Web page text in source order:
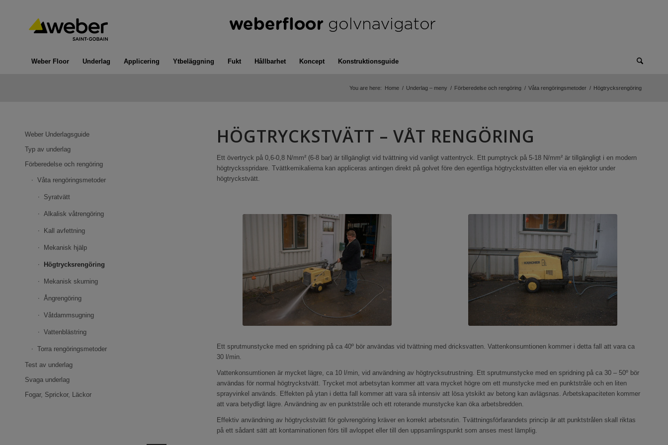
Weber Floor Underlag Applicering Ytbeläggning Fukt Hållbarhet Koncept Konstruktionsguide
You are here: Home / Underlag – meny / Förberedelse och rengöring / Våta rengöringsmetoder / Högtrycksrengöring
HÖGTRYCKSTVÄTT – VÅT RENGÖRING
Ett övertryck på 0,6-0,8 N/mm² (6-8 bar) är tillgängligt vid tvättning vid vanligt vattentryck. Ett pumptryck på 5-18 N/mm² är tillgängligt i en modern
högtrycksspridare. Tvättkemikalierna kan appliceras antingen direkt på golvet före den egentliga högtryckstvätten eller via en ejektor under
högtryckstvätt.
Ett sprutmunstycke med en spridning på ca 40º bör användas vid tvättning med dricksvatten. Vattenkonsumtionen kommer i detta fall att vara ca
30 l/min.
Vattenkonsumtionen är mycket lägre, ca 10 l/min, vid användning av högtrycksutrustning. Ett sprutmunstycke med en spridning på ca 30 – 50º bör
användas för normal högtryckstvätt. Trycket mot arbetsytan kommer att vara mycket högre om ett munstycke med en punktstråle och en liten
sprayvinkel används. Effekten på ytan i detta fall kommer att vara så intensiv att lösa ytskikt av betong kan avlägsnas. Arbetskapaciteten kommer
att vara betydligt lägre. Användning av en punktstråle och ett roterande munstycke kan öka arbetsbredden.
Effektiv användning av högtryckstvätt för golvrengöring kräver en korrekt arbetsrutin. Tvättningsförfarandets princip är att punktstrålen skall riktas
på ett sådant sätt att kontaminationen förs till avloppet eller till den uppsamlingspunkt som anses mest lämplig.
Weber Underlagsguide
Typ av underlag
Förberedelse och rengöring
Våta rengöringsmetoder
Syratvätt
Alkalisk våtrengöring
Kall avfettning
Mekanisk hjälp
Högtrycksrengöring
Mekanisk skurning
Ångrengöring
Våtdammsugning
Vattenblästring
Torra rengöringsmetoder
Test av underlag
Svaga underlag
Fogar, Sprickor, Läckor